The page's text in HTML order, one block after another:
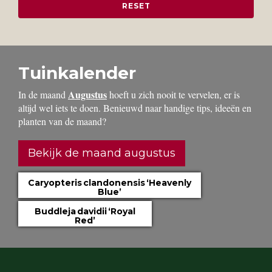
Tuinkalender
In de maand Augustushoeft u zich nooit te vervelen, er is
altijd wel iets te doen. Benieuwd naar handige tips, ideeën en
planten van de maand?
Bekijk de maand augustus
Caryopteris clandonensis ‘Heavenly
Blue’
Buddleja davidii ‘Royal
Red’